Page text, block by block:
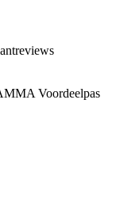
Voordeelpas